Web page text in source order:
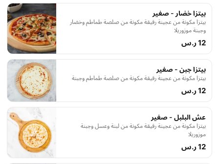
بيتزا خضار - صغير
بيتزا مكونة من عجينة رقيقة مكونة من صلصة طماطم وخضار
وجبنة موزوريلا
12 ر.س
بيتزا جبن - صغير
بيتزا مكونة من عجينة رقيقة مكونة من صلصة طماطم وجبنة
12 ر.س
عش البلبل - صغير
بيتزا مكونة من عجينة رقيقة مكونة من لبنة وعسل وجبنة
موزوريلا
12 ر.س